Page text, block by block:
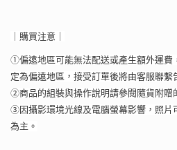
｜購買注意｜
①偏遠地區可能無法配送或產生額外運費
定為偏遠地區，接受訂單後將由客服聯繫
②商品的組裝與操作說明請參閱隨貨附贈
③因攝影環境光線及電腦螢幕影響，照片
為主。